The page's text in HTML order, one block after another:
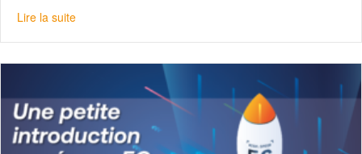
Lire la suiteabout Hytera – Une nouvelle ère pour la